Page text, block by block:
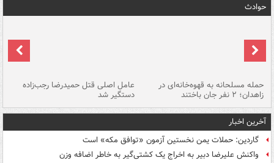
حوادث
حمله مسلحانه به قهوه‌خانه‌ای در
زاهدان؛ ۲ نفر جان باختند
عامل اصلی قتل حمیدرضا رجب‌زاده
دستگیر شد
آخرین اخبار
گاردین: حملات یمن نخستین آزمون «توافق مکه» است
واکنش علیرضا دبیر به اخراج یک کشتی‌گیر به خاطر اضافه وزن